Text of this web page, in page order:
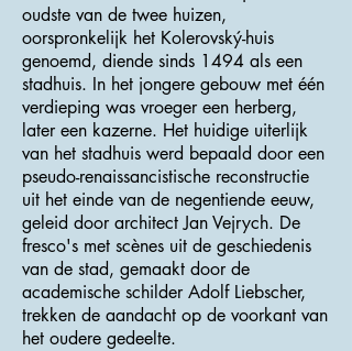
oudste van de twee huizen,
oorspronkelijk het Kolerovský-huis
genoemd, diende sinds 1494 als een
stadhuis. In het jongere gebouw met één
verdieping was vroeger een herberg,
later een kazerne. Het huidige uiterlijk
van het stadhuis werd bepaald door een
pseudo-renaissancistische reconstructie
uit het einde van de negentiende eeuw,
geleid door architect Jan Vejrych. De
fresco's met scènes uit de geschiedenis
van de stad, gemaakt door de
academische schilder Adolf Liebscher,
trekken de aandacht op de voorkant van
het oudere gedeelte.